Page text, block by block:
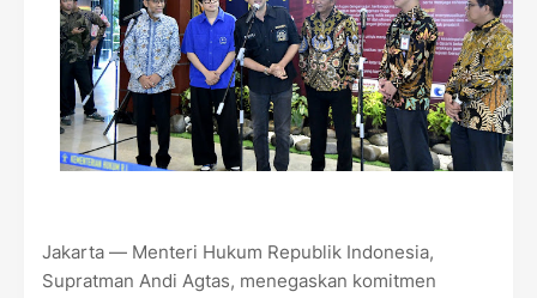
Jakarta — Menteri Hukum Republik Indonesia,
Supratman Andi Agtas, menegaskan komitmen